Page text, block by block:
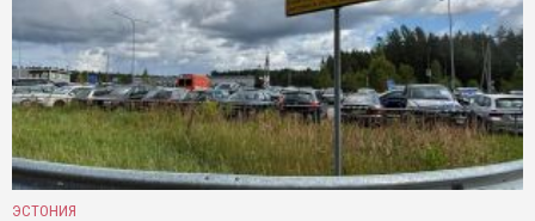
ЭСТОНИЯ